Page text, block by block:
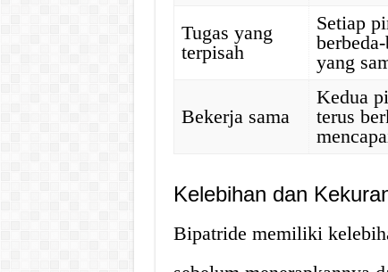
Tugas yang
terpisah
Setiap
yang
Bekerja sama
Kedua
terus
Kelebihan dan
Bipatride memiliki